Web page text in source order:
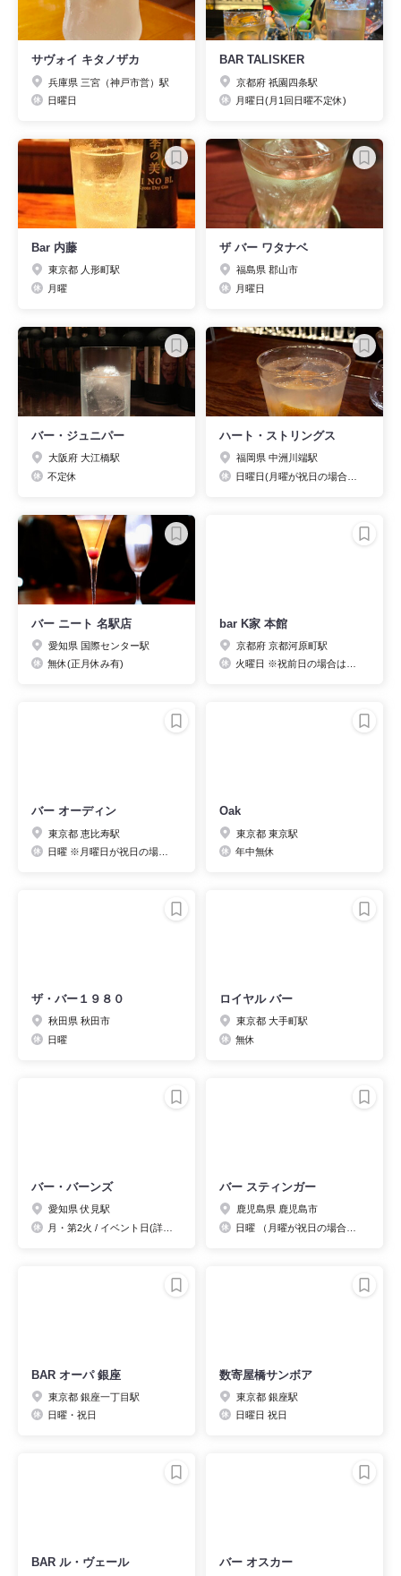
サヴォイ キタノザカ
兵庫県 三宮（神戸市営）駅
日曜日
BAR TALISKER
京都府 祇園四条駅
月曜日(月1回日曜不定休)
Bar 内藤
東京都 人形町駅
月曜
ザ バー ワタナベ
福島県 郡山市
月曜日
バー・ジュニパー
大阪府 大江橋駅
不定休
ハート・ストリングス
福岡県 中洲川端駅
バー ニート 名駅店
愛知県 国際センター駅
無休(正月休み有)
bar K家 本館
京都府 京都河原町駅
バー オーディン
東京都 恵比寿駅
Oak
東京都 東京駅
年中無休
ザ・バー１９８０
秋田県 秋田市
日曜
ロイヤル バー
東京都 大手町駅
無休
バー・バーンズ
愛知県 伏見駅
バー スティンガー
鹿児島県 鹿児島市
BAR オーパ 銀座
東京都 銀座一丁目駅
日曜・祝日
数寄屋橋サンボア
東京都 銀座駅
日曜日 祝日
BAR ル・ヴェール バー オスカー